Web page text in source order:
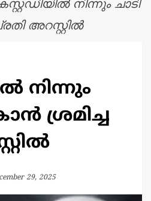
നിന്നും ചാടി
അറസ്റ്റിൽ
നിന്നും
ശ്രമിച്ച
29, 2025